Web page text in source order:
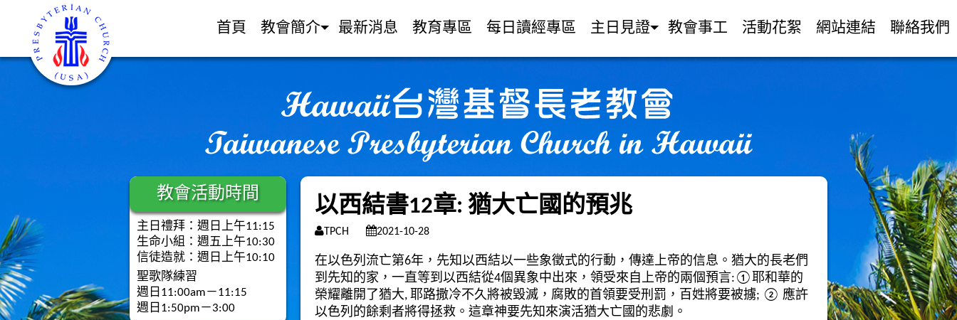
首頁 教會簡介 最新消息 教育專區 每日讀經專區 主日見證 教會事工 活動花絮 網站連結 聯絡我們
以西結書12章: 猶大亡國的預兆
TPCH 2021-10-28
在以色列流亡第6年，先知以西結以一些象徵式的行動，傳達上帝的信息。猶大的長老們
到先知的家，一直等到以西結從4個異象中出來，領受來自上帝的兩個預言:①耶和華的
榮耀離開了猶大, 耶路撒冷不久將被毀滅，腐敗的首領要受刑罰，百姓將要被擄; ② 應許
以色列的餘剩者將得拯救。 這章神要先知來演活猶大亡國的悲劇。
教會活動時間
主日禮拜：週日上午11:15
生命小組：週五上午10:30
信徒造就：週日上午10:10
聖歌隊練習
週日11:00am－11:15
週日1:50pm－3:00